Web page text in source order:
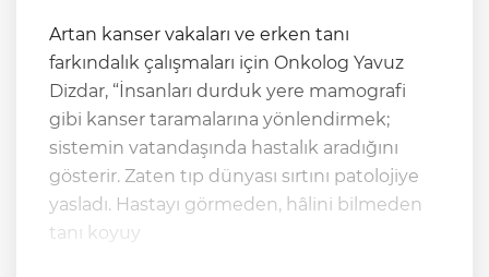
Artan kanser vakaları ve erken tanı
farkındalık çalışmaları için Onkolog Yavuz
Dizdar, “İnsanları durduk yere mamografi
gibi kanser taramalarına yönlendirmek;
sistemin vatandaşında hastalık aradığını
gösterir. Zaten tıp dünyası sırtını patolojiye
yasladı. Hastayı görmeden, hâlini bilmeden
tanı koyuy